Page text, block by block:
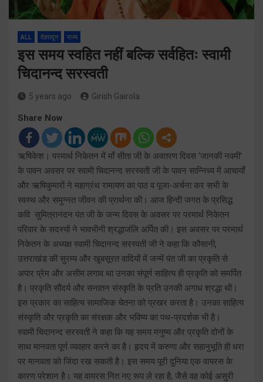
ALL देहरादून राज्य
इस समय स्वहित नहीं बल्कि सर्वहितः स्वामी
चिदानन्द सरस्वती
5 years ago Girish Gairola
Share Now
ऋषिकेश। परमार्थ निकेतन में माँ सीता जी के अवतरण दिवस ‘जानकी नवमी’
के पावन अवसर पर स्वामी चिदानन्द सरस्वती जी के पावन सान्निध्य में आचार्यों
और ऋषिकुमारों ने महाग्रंथ रामायण का पाठ व पूजा-अर्चना कर सभी के
स्वस्थ और समुन्नत जीवन की प्रार्थना की। आज हिन्दी जगत के प्रसिद्ध
कवि सुमित्रानंदन पंत जी के जन्म दिवस के अवसर पर परमार्थ निकेतन
परिवार के सदस्यों ने भावभीनी श्रद्धाजंलि अर्पित की। इस अवसर पर परमार्थ
निकेतन के अध्यक्ष स्वामी चिदानन्द सरस्वती जी ने कहा कि कौसानी,
उत्तराखंड की सुरम्य और खूबसूरत वादियों में जन्में पंत जी का प्रकृति से
अपार प्रेम और असीम लगाव था उनका संपूर्ण साहित्य ही प्रकृति को समर्पित
है। प्रकृति सौंदर्य और सनातन संस्कृति के प्रति उनकी अगाध श्रद्धा थी।
इस प्रकार का साहित्य सामाजिक चेतना को प्रखर करता है। उनका साहित्य
संस्कृति और प्रकृति का संरक्षक और भविष्य का पथ-प्रदर्शक भी है।
स्वामी चिदानन्द सरस्वती ने कहा कि यह समय मनुष्य और प्रकृति दोनों के
साथ मानवता पूर्ण व्यवहार करने का है। हृदय में करुणा और सहानुभूति ही धरा
पर मानवता को जिंदा रख सकती है। इस समय पूरी दुनिया एक वायरस के
कारण परेशान है। यह वायरस नित नए रूप ले रहा है, जैसे वह कोई असुरी